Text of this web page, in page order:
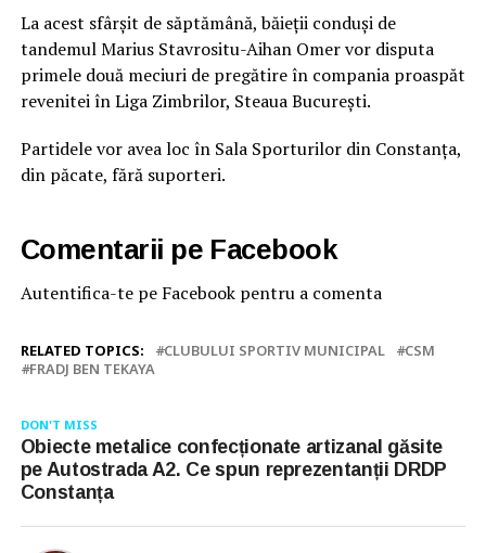
La acest sfârșit de săptămână, băieții conduși de
tandemul Marius Stavrositu-Aihan Omer vor disputa
primele două meciuri de pregătire în compania proaspăt
revenitei în Liga Zimbrilor, Steaua București.
Partidele vor avea loc în Sala Sporturilor din Constanța,
din păcate, fără suporteri.
Comentarii pe Facebook
Autentifica-te pe Facebook pentru a comenta
RELATED TOPICS: CLUBULUI SPORTIV MUNICIPAL
CSM
FRADJ BEN TEKAYA
DON'T MISS
Obiecte metalice confecționate artizanal găsite
pe Autostrada A2. Ce spun reprezentanții DRDP
Constanța